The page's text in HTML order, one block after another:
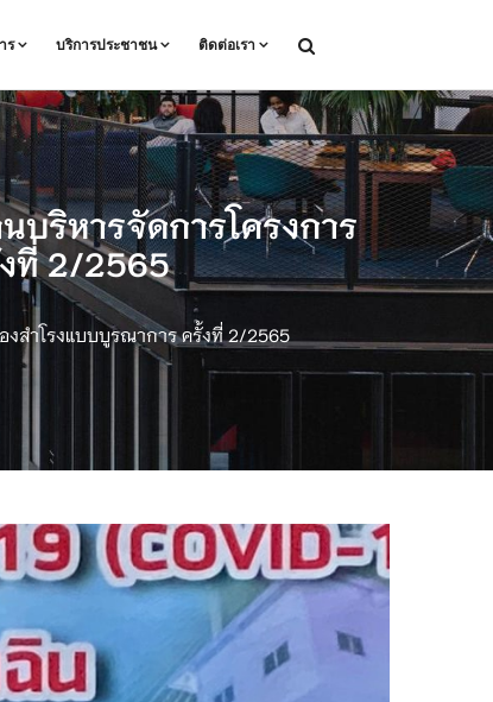
ร บริการประชาชน ติดต่อเรา
บริหารจัดการโครงการ
ที่ 2/2565
สำโรงแบบบูรณาการ ครั้งที่ 2/2565